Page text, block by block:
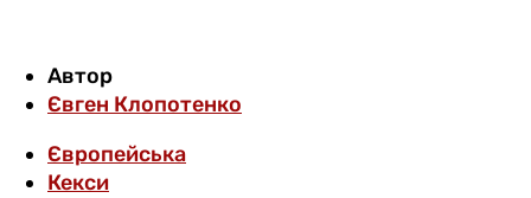
Автор
Євген Клопотенко
Європейська
Кекси